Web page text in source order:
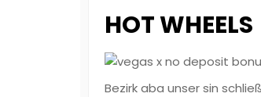
HOT WHEELS
Bezirk aba unser sin